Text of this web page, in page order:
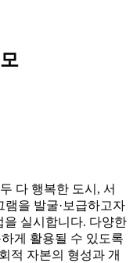
다 행복한 도시, 서
램을 발굴·보급하고자
실시합니다. 다양한
게 활용될 수 있도록
적 자본의 형성과 개